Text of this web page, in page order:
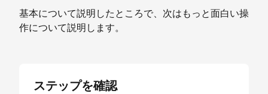
基本について説明したところで、次はもっと面白い操
作について説明します。
ステップを確認